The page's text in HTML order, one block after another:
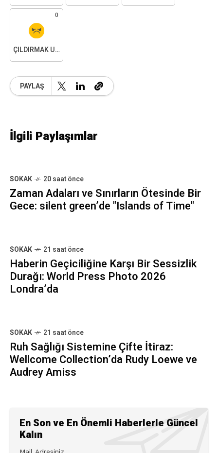
0
ÇILDIRMAK ÜZEREYIM
PAYLAŞ
İlgili Paylaşımlar
SOKAK 20 saat önce
Zaman Adaları ve Sınırların Ötesinde Bir
Gece: silent green’de "Islands of Time"
SOKAK 21 saat önce
Haberin Geçiciliğine Karşı Bir Sessizlik
Durağı: World Press Photo 2026
Londra’da
SOKAK 21 saat önce
Ruh Sağlığı Sistemine Çifte İtiraz:
Wellcome Collection’da Rudy Loewe ve
Audrey Amiss
En Son ve En Önemli Haberlerle Güncel
Kalın